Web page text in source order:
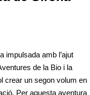
impulsada amb l’ajut
de la Bio i la
crear un segon volum en
Per aquesta aventura